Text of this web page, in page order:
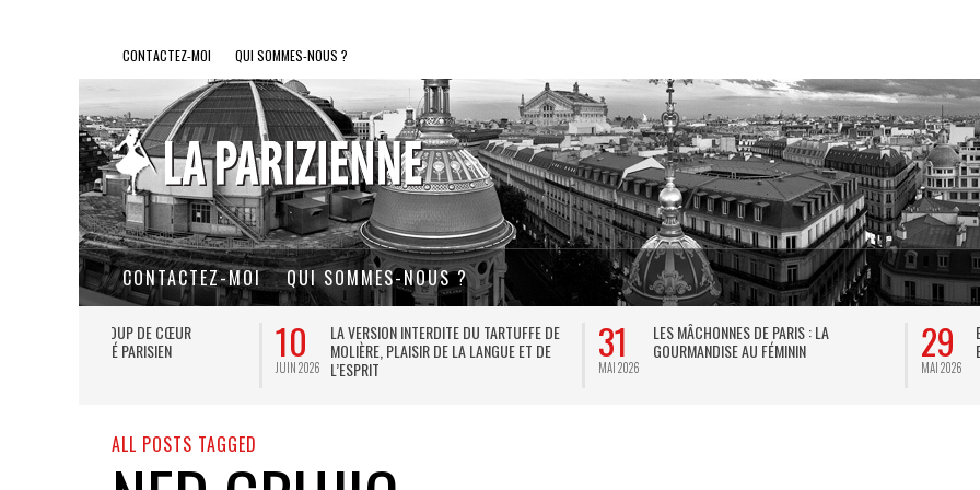
CONTACTEZ-MOI QUI SOMMES-NOUS ?
CONTACTEZ-MOI QUI SOMMES-NOUS ?
28
LE RING DE KATHARSY, UN SPECTACLE EN
FORME DE JEU VIDÉO !
14
BREL ET LA DANSE AU THÉÂTRE DE LA
VILLE : DE KEERSMAEKER SUBLIME
01
B.R.E.T.O.N.S : LE ROCK
FUSION ENTRE TRADITION
ALL POSTS TAGGED